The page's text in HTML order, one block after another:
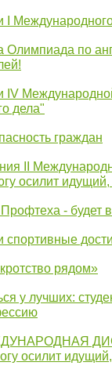
I
Олимпиада по
IV
дела"
граждан
II
осилит
- будет
спортивные
рядом»
у лучших:
осилит